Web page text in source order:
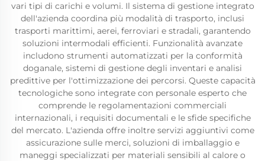
vari tipi di carichi e volumi. Il sistema di gestione integrato
dell'azienda coordina più modalità di trasporto, inclusi
trasporti marittimi, aerei, ferroviari e stradali, garantendo
soluzioni intermodali efficienti. Funzionalità avanzate
includono strumenti automatizzati per la conformità
doganale, sistemi di gestione degli inventari e analisi
predittive per l'ottimizzazione dei percorsi. Queste capacità
tecnologiche sono integrate con personale esperto che
comprende le regolamentazioni commerciali
internazionali, i requisiti documentali e le sfide specifiche
del mercato. L'azienda offre inoltre servizi aggiuntivi come
assicurazione sulle merci, soluzioni di imballaggio e
maneggi specializzati per materiali sensibili al calore o